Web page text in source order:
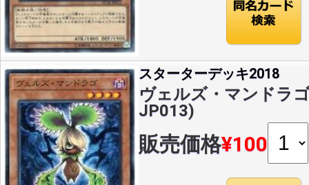
スターターデッキ2018
ヴェルズ・マンドラ
JP013)
販売価格¥100